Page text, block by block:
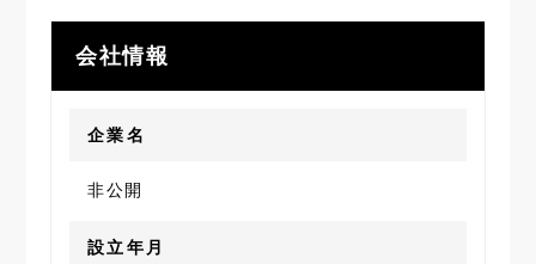
会社情報
企業名
非公開
設立年月